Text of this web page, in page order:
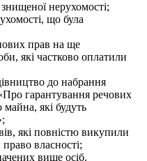
нерухомості;
що була
прав на ще
які частково оплатили
до набрання
гарантування речових
які будуть
які повністю викупили
власності;
вище осіб.